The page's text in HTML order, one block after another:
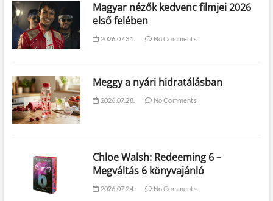
Magyar nézők kedvenc filmjei 2026
első felében
2026.07.31. No Comments
Meggy a nyári hidratálásban
2026.07.28. No Comments
Chloe Walsh: Redeeming 6 –
Megváltás 6 könyvajánló
2026.07.24. No Comments